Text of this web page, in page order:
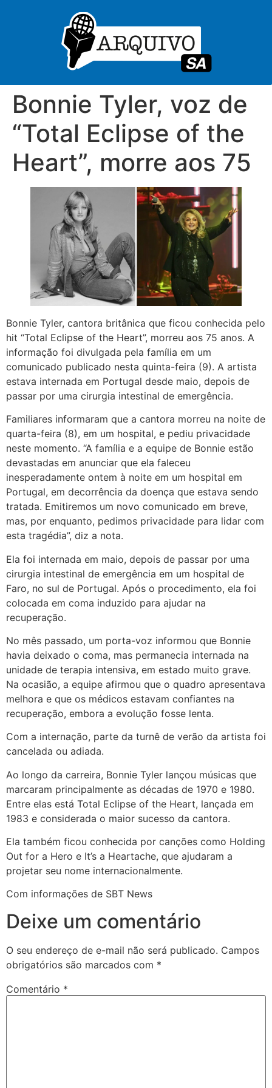
Bonnie Tyler, voz de
“Total Eclipse of the
Heart”, morre aos 75
Bonnie Tyler, cantora britânica que ficou conhecida pelo
hit “Total Eclipse of the Heart”, morreu aos 75 anos. A
informação foi divulgada pela família em um
comunicado publicado nesta quinta-feira (9). A artista
estava internada em Portugal desde maio, depois de
passar por uma cirurgia intestinal de emergência.
Familiares informaram que a cantora morreu na noite de
quarta-feira (8), em um hospital, e pediu privacidade
neste momento. “A família e a equipe de Bonnie estão
devastadas em anunciar que ela faleceu
inesperadamente ontem à noite em um hospital em
Portugal, em decorrência da doença que estava sendo
tratada. Emitiremos um novo comunicado em breve,
mas, por enquanto, pedimos privacidade para lidar com
esta tragédia”, diz a nota.
Ela foi internada em maio, depois de passar por uma
cirurgia intestinal de emergência em um hospital de
Faro, no sul de Portugal. Após o procedimento, ela foi
colocada em coma induzido para ajudar na
recuperação.
No mês passado, um porta-voz informou que Bonnie
havia deixado o coma, mas permanecia internada na
unidade de terapia intensiva, em estado muito grave.
Na ocasião, a equipe afirmou que o quadro apresentava
melhora e que os médicos estavam confiantes na
recuperação, embora a evolução fosse lenta.
Com a internação, parte da turnê de verão da artista foi
cancelada ou adiada.
Ao longo da carreira, Bonnie Tyler lançou músicas que
marcaram principalmente as décadas de 1970 e 1980.
Entre elas está Total Eclipse of the Heart, lançada em
1983 e considerada o maior sucesso da cantora.
Ela também ficou conhecida por canções como Holding
Out for a Hero e It’s a Heartache, que ajudaram a
projetar seu nome internacionalmente.
Com informações de SBT News
Deixe um comentário
O seu endereço de e-mail não será publicado. Campos
obrigatórios são marcados com *
Comentário *